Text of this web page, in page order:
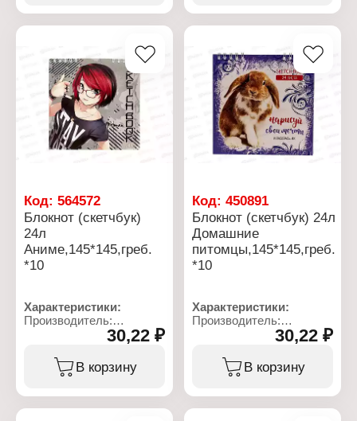
Количество листов: 24 л
Тип скрепления: на
Линовка: без линовки
Материал обложки:
картон
Плотность обложки: 230-
250 гр/кв.м
Плотность бумаги: 100
гр/кв.м
Линовка: без линовки
Материал обложки:
картон
Плотность обложки: 230-
250 гр/кв.м
Плотность бумаги: 100
гр/кв.м
Код: 564572
Блокнот (скетчбук)
24л
Аниме,145*145,греб.
*10
Характеристики:
Производитель:
Тип товара: Блокнот
Вариация: скетчбук
30,22 ₽
В корзину
Код:450891
Блокнот (скетчбук) 24л
Домашние
питомцы,145*145,греб.
*10
Характеристики:
Производитель:
Тип товара: Блокнот
Вариация: скетчбук
30,22 ₽
В корзину